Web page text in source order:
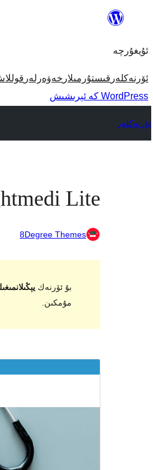
مەزمۇنغا
ئۇيغۇرچە
ئۆرنەكلەر قىستۇرمىلار خەۋەرلەر
WordPress كە ئېرىشىش
ئۆرنەكلەر
Lite
8Degree Themes
بۇ ئۆرنەكيېڭىلانمىغىلى 2
مۇمكىن.